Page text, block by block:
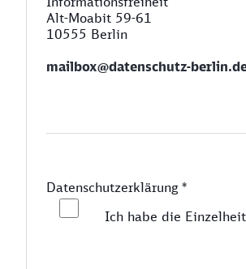
Alt-Moabit 59-61
10555 Berlin
mailbox@datenschutz-
Datenschutzerklärung*
Ich habe die